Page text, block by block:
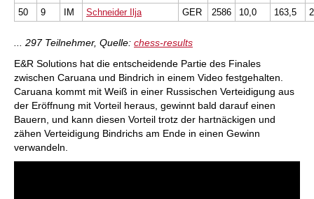
50
9 IM Schneider Ilja GER 2586 10,0 163,5
... 297 Teilnehmer, Quelle: chess-results
E&R Solutions hat die entscheidende Partie des Finales
zwischen Caruana und Bindrich in einem Video festgehalten.
Caruana kommt mit Weiß in einer Russischen Verteidigung aus
der Eröffnung mit Vorteil heraus, gewinnt bald darauf einen
Bauern, und kann diesen Vorteil trotz der hartnäckigen und
zähen Verteidigung Bindrichs am Ende in einen Gewinn
verwandeln.